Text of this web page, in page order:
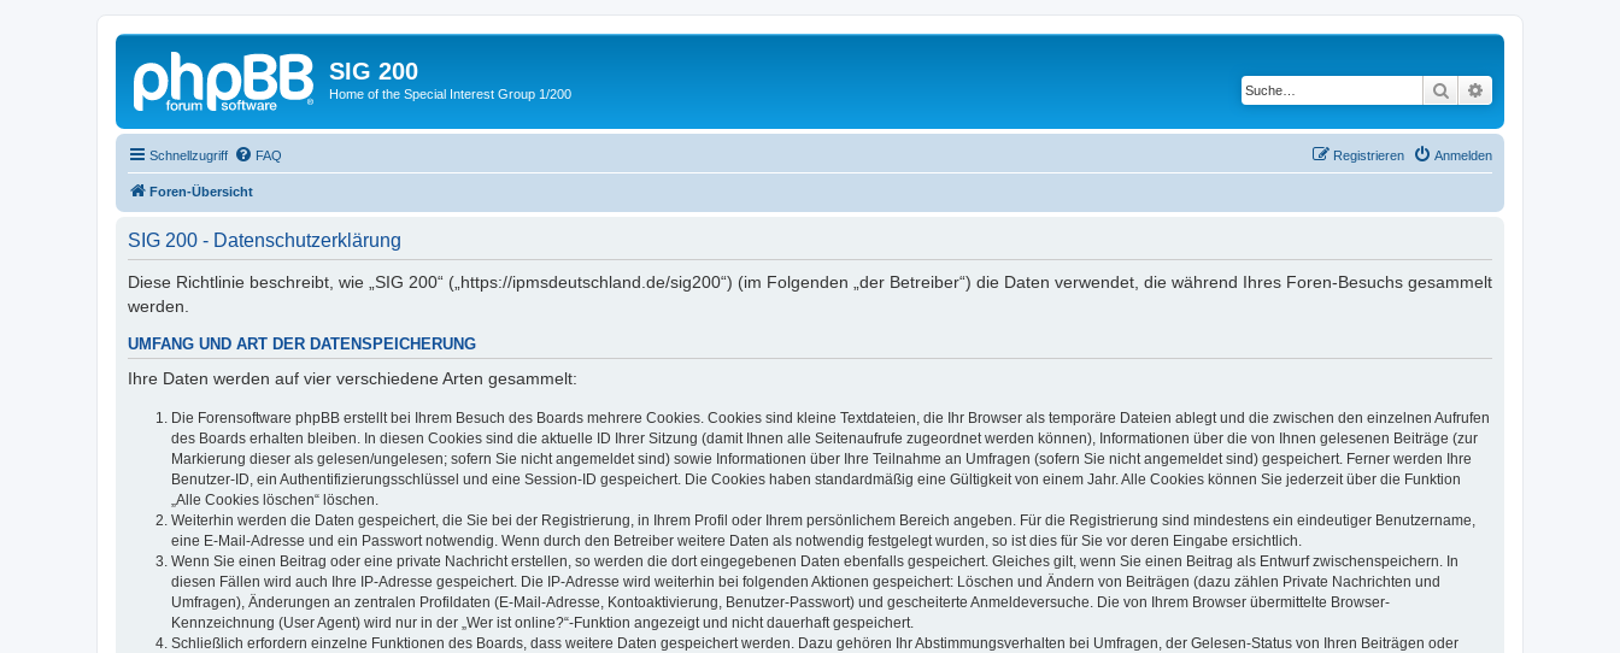
SIG 200
Home of the Special Interest Group 1/200 Suche
Schnellzugriff FAQ Anmelden
Registrieren
Foren-Übersicht
SIG 200 - Datenschutzerklärung
Diese Richtlinie beschreibt, wie „SIG 200“ („https://ipmsdeutschland.de/sig200“) (im Folgenden „der Betreiber“) die Daten verwendet, die während Ihres Foren-Besuchs gesammelt
werden.
UMFANG UND ART DER DATENSPEICHERUNG
Ihre Daten werden auf vier verschiedene Arten gesammelt:
Die Forensoftware phpBB erstellt bei Ihrem Besuch des Boards mehrere Cookies. Cookies sind kleine Textdateien, die Ihr Browser als temporäre Dateien ablegt und die zwischen den einzelnen Aufrufen
des Boards erhalten bleiben. In diesen Cookies sind die aktuelle ID Ihrer Sitzung (damit Ihnen alle Seitenaufrufe zugeordnet werden können), Informationen über die von Ihnen gelesenen Beiträge (zur
Markierung dieser als gelesen/ungelesen; sofern Sie nicht angemeldet sind) sowie Informationen über Ihre Teilnahme an Umfragen (sofern Sie nicht angemeldet sind) gespeichert. Ferner werden Ihre
Benutzer-ID, ein Authentifizierungsschlüssel und eine Session-ID gespeichert. Die Cookies haben standardmäßig eine Gültigkeit von einem Jahr. Alle Cookies können Sie jederzeit über die Funktion
„Alle Cookies löschen“ löschen.
Weiterhin werden die Daten gespeichert, die Sie bei der Registrierung, in Ihrem Profil oder Ihrem persönlichem Bereich angeben. Für die Registrierung sind mindestens ein eindeutiger Benutzername,
eine E-Mail-Adresse und ein Passwort notwendig. Wenn durch den Betreiber weitere Daten als notwendig festgelegt wurden, so ist dies für Sie vor deren Eingabe ersichtlich.
Wenn Sie einen Beitrag oder eine private Nachricht erstellen, so werden die dort eingegebenen Daten ebenfalls gespeichert. Gleiches gilt, wenn Sie einen Beitrag als Entwurf zwischenspeichern. In
diesen Fällen wird auch Ihre IP-Adresse gespeichert. Die IP-Adresse wird weiterhin bei folgenden Aktionen gespeichert: Löschen und Ändern von Beiträgen (dazu zählen Private Nachrichten und
Umfragen), Änderungen an zentralen Profildaten (E-Mail-Adresse, Kontoaktivierung, Benutzer-Passwort) und gescheiterte Anmeldeversuche. Die von Ihrem Browser übermittelte Browser-
Kennzeichnung (User Agent) wird nur in der „Wer ist online?“-Funktion angezeigt und nicht dauerhaft gespeichert.
Schließlich erfordern einzelne Funktionen des Boards, dass weitere Daten gespeichert werden. Dazu gehören Ihr Abstimmungsverhalten bei Umfragen, der Gelesen-Status von Ihren Beiträgen oder